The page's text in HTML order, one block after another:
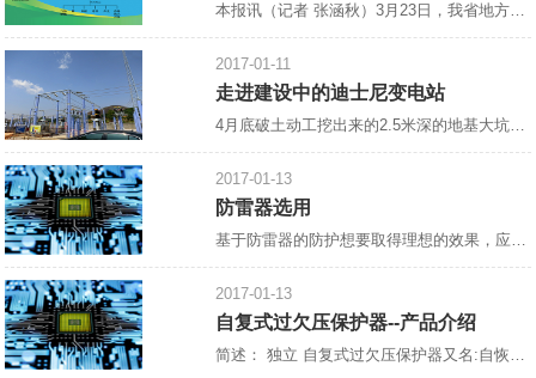
2017-01-11
走进建设中的迪士尼变电站
2017-01-13
防雷器选用
2017-01-13
自复式过欠压保护器--产品介绍